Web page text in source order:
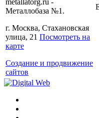
Металлобаза №1.
г. Москва, Стахановская
улица, 21 Посмотреть на
карте
Создание и продвижение
сайтов